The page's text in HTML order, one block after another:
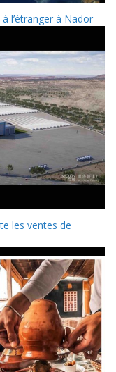
l’étranger à Nador
les ventes de